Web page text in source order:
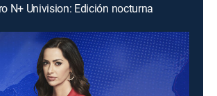
N+ Univision: Edición nocturna